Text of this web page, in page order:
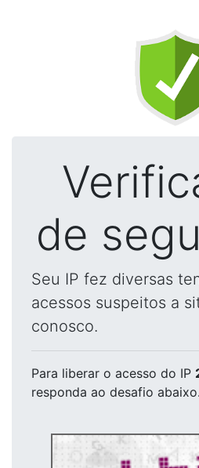
de
Seu IP fez diversas
acessos suspeitos a
conosco.
Para liberar o acesso do IP
responda ao desafio abaixo.